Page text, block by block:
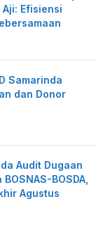
Aji: Efisiensi
Samarinda
dan Donor
Audit Dugaan
BOSDA,
Agustus